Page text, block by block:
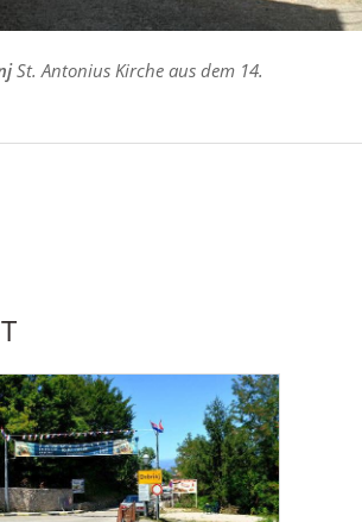
St. Antonius Kirche aus dem 14.